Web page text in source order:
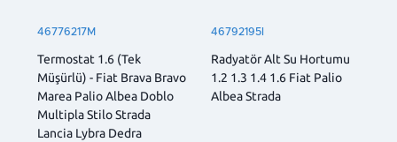
46776217M
Termostat 1.6 (Tek
Müşürlü) - Fiat Brava Bravo
Marea Palio Albea Doblo
Multipla Stilo Strada
Lancia Lybra Dedra
46792195I
Radyatör Alt Su Hortumu
1.2 1.3 1.4 1.6 Fiat Palio
Albea Strada